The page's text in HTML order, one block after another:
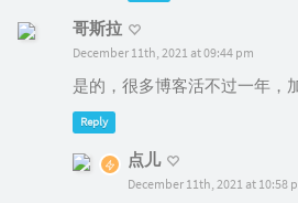
哥斯拉
December 11th, 2021 at 09:44 pm
是的，很多博客活不过一年，
Reply
点儿
December 11th, 2021 at 10:58